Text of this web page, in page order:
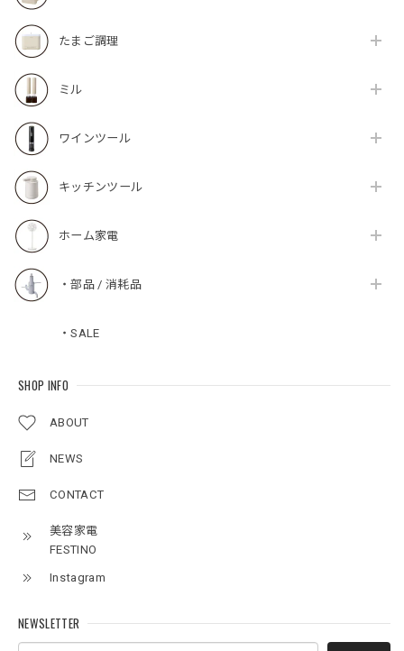
たまご調理
ミル
ワインツール
キッチンツール
ホーム家電
・部品 / 消耗品
・SALE
SHOP INFO
ABOUT
NEWS
CONTACT
美容家電
FESTINO
Instagram
NEWSLETTER